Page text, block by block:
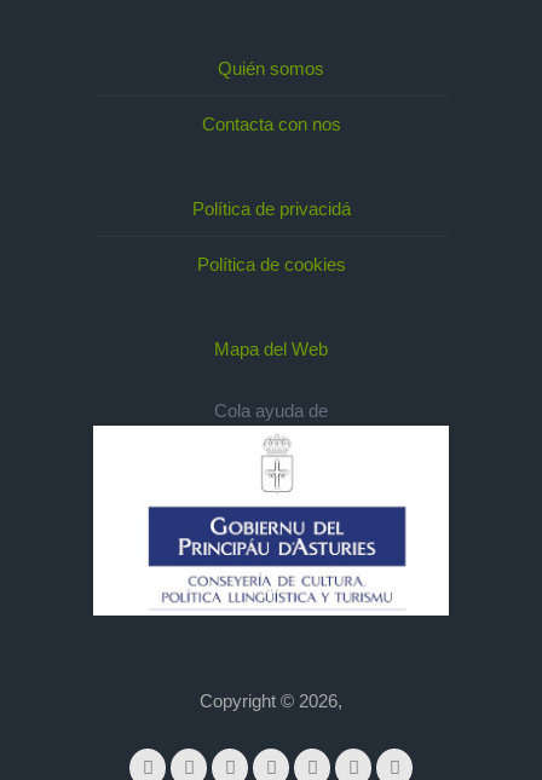
Quién somos
Contacta con nos
Política de privacidá
Política de cookies
Mapa del Web
Cola ayuda de
Copyright © 2026,